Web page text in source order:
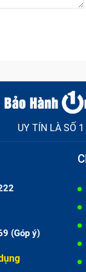
dưới đây là 1
linh hoạt hơn.
ướt, nhiệt độ
UY TÍN LÀ SỐ 1
(Góp ý)